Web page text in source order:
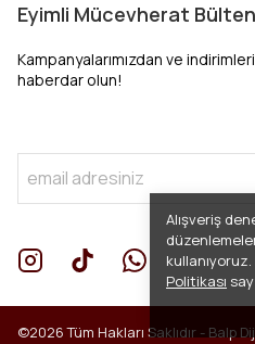
Alışveriş
Politikası
Eyimli Mücevherat
Kampanyalarımızdan ve
haberdar olun!
©2026 Tüm Hakları Saklıdır - Balp